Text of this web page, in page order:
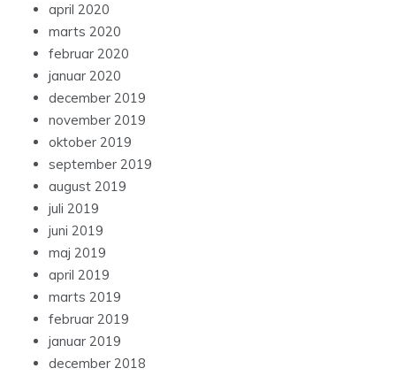
april 2020
marts 2020
februar 2020
januar 2020
december 2019
november 2019
oktober 2019
september 2019
august 2019
juli 2019
juni 2019
maj 2019
april 2019
marts 2019
februar 2019
januar 2019
december 2018